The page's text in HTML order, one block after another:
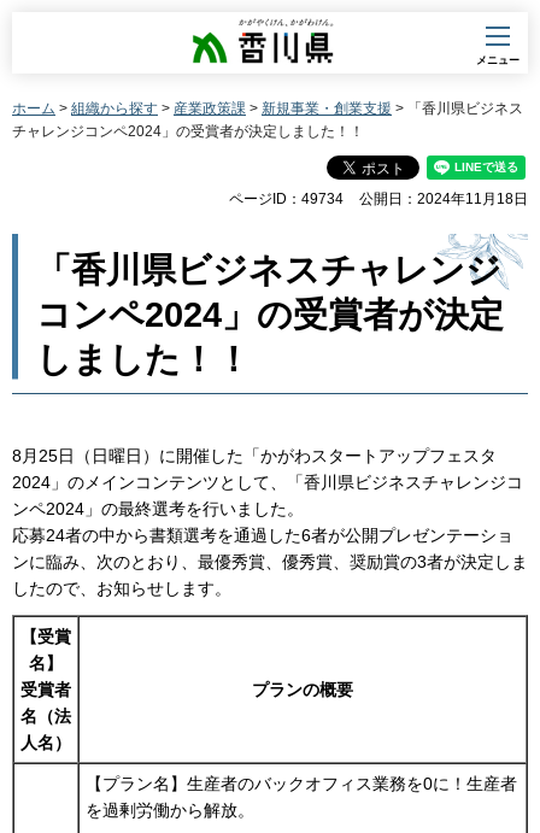
香川県
メニュー
ホーム > 組織から探す > 産業政策課 > 新規事業・創業支援 > 「香川県ビジネス
チャレンジコンペ2024」の受賞者が決定しました！！
ページID：49734 公開日：2024年11月18日
「香川県ビジネスチャレンジ
コンペ2024」の受賞者が決定
しました！！
8月25日（日曜日）に開催した「かがわスタートアップフェスタ
2024」のメインコンテンツとして、「香川県ビジネスチャレンジコ
ンペ2024」の最終選考を行いました。
応募24者の中から書類選考を通過した6者が公開プレゼンテーショ
ンに臨み、次のとおり、最優秀賞、優秀賞、奨励賞の3者が決定しま
したので、お知らせします。
【受賞
名】
受賞者
名（法
人名）
プランの概要
【プラン名】生産者のバックオフィス業務を0に！生産者
を過剰労働から解放。